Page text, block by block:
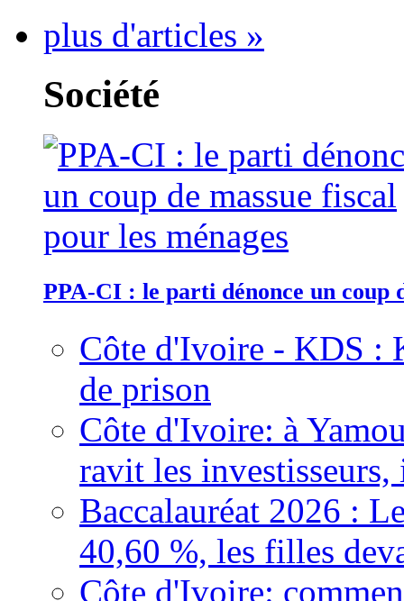
plus d'articles »
Société
PPA-CI : le parti dénonce un coup
Côte d'Ivoire - KDS :
de prison
Côte d'Ivoire: à
ravit les
Baccalauréat 2026 :
40,60 %, les filles
Côte d'Ivoire: